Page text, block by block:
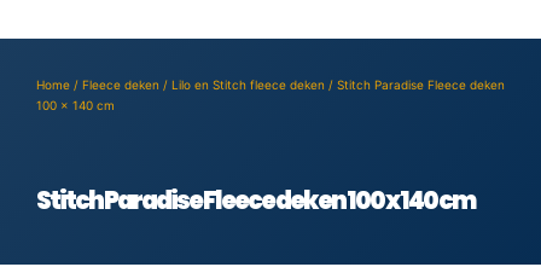
Home / Fleece deken / Lilo en Stitch fleece deken / Stitch Paradise Fleece deken
100 x 140 cm
Stitch Paradise Fleece deken 100 x 140 cm